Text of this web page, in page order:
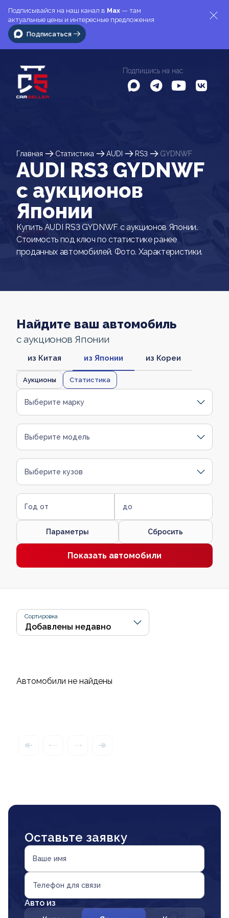
Подписывайся на наш канал в Max — там
актуальные цены и интересные предложения
Подписаться
Подпишись на нас
Главная Статистика AUDI RS3 GYDNWF
AUDI RS3 GYDNWF
c аукционов
Японии
Купить AUDI RS3 GYDNWF с аукционов Японии.
Стоимость под ключ по статистике ранее
проданных автомобилей. Фото. Характеристики.
Найдите ваш автомобиль
с аукционов Японии
из Китая из Японии из Кореи
Аукционы Статистика
Выберите марку
Выберите модель
Выберите кузов
Год от до
Параметры Сбросить
Показать автомобили
Сортировка
Автомобили не найдены
Оставьте заявку
Ваше имя
Телефон для связи
Авто из